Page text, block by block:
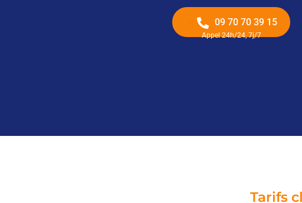
09 70 70 39 15
Appel 24h/24, 7j/7
Tarifs